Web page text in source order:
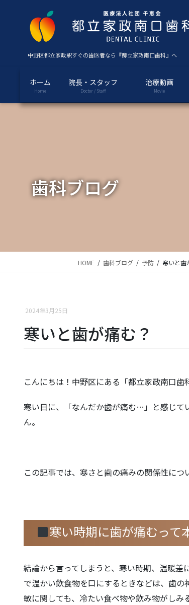
移
中野区都立家政駅すぐの歯医者なら『都立家政南口歯科』へ
ホーム
Home
院長・スタッフ
Doctor / Staff
治療動画
Movie
歯科ブログ
HOME 歯科ブログ 予防 寒いと歯
2024年3月25日
寒いと歯が痛む？
こんにちは！中野区にある「都立家政南口歯
寒い日に、「なんだか歯が痛む…」と感じて
ん。
この記事では、寒さと歯の痛みの関係性につ
寒い時期に歯が痛むって
結論から言ってしまうと、寒い時期、温暖
で温かい飲食物を口にするときなどは、歯
敏に関しても、冷たい食べ物や飲み物がし